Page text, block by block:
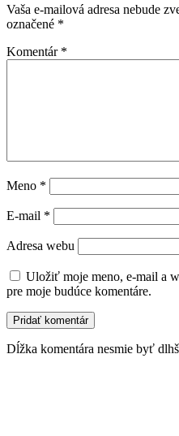
Vaša e-mailová adresa nebude
označené *
Komentár *
Meno *
E-mail *
Adresa webu
Uložiť moje meno, e-mail a
pre moje budúce komentáre.
Dĺžka komentára nesmie byť